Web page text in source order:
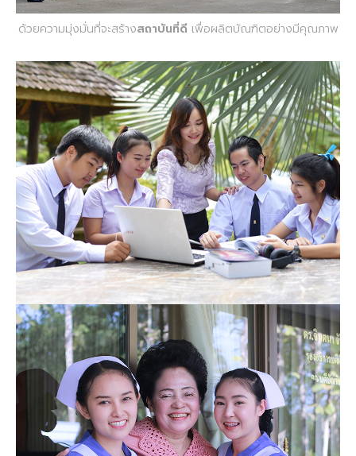
ด้วยความมุ่งมั่นที่จะสร้างสถาบันที่ดี เพื่อผลิตบัณฑิตอย่างมีคุณภาพ